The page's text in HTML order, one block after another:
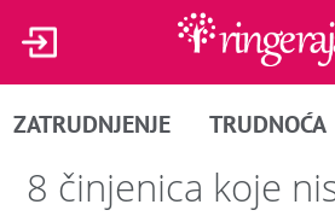
ZATRUDNJENJE TRUDNOĆA
8 činjenica koje